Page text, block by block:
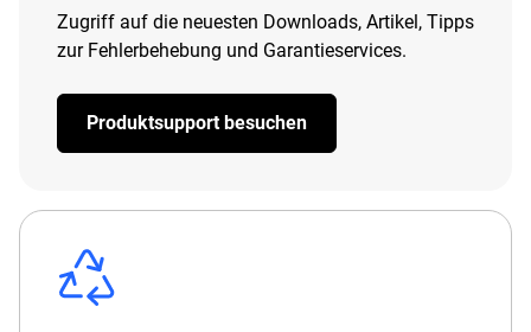
Zugriff auf die neuesten Downloads, Artikel, Tipps
zur Fehlerbehebung und Garantieservices.
Produktsupport besuchen